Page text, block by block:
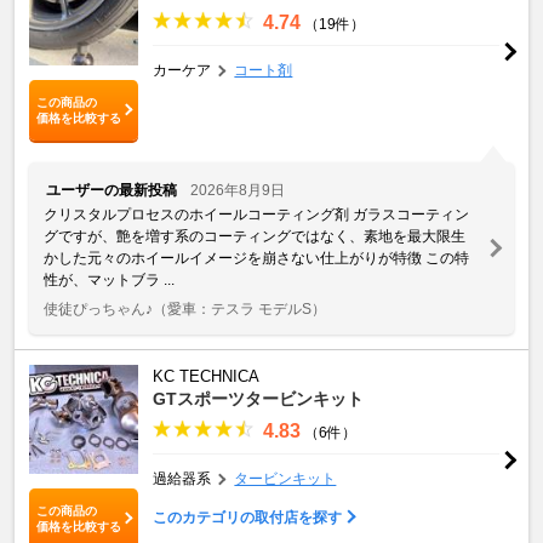
この商品の
価格を比較する
4.74 （19件）
カーケア コート剤
ユーザーの最新投稿
2026年8月9日
クリスタルプロセスのホイールコーティング剤 ガラスコーティン
グですが、艶を増す系のコーティングではなく、素地を最大限生
かした元々のホイールイメージを崩さない仕上がりが特徴 この特
性が、マットブラ ...
使徒ぴっちゃん♪ （愛車：テスラ モデルS）
この商品の
価格を比較する
KC TECHNICA
GTスポーツタービンキット
4.83 （6件）
過給器系 タービンキット
このカテゴリの取付店を探す